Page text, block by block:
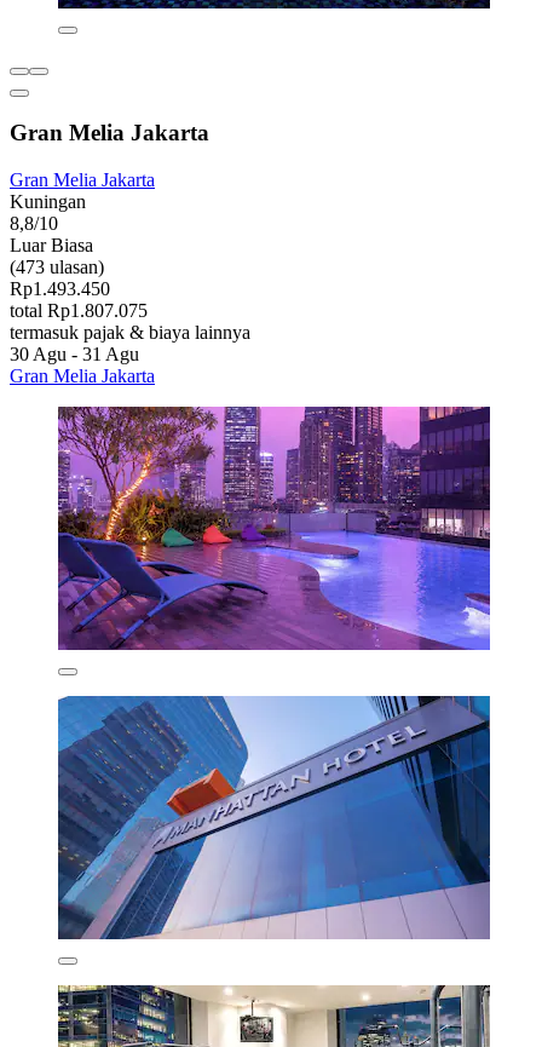
Gran Melia Jakarta
Gran Melia Jakarta
Kuningan
8,8/10
Luar Biasa
(473 ulasan)
Rp1.493.450
total Rp1.807.075
termasuk pajak & biaya lainnya
30 Agu - 31 Agu
Gran Melia Jakarta